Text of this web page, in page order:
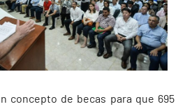
concepto de becas para que 695